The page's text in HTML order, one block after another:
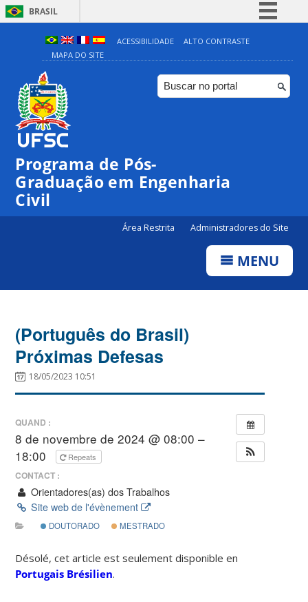
BRASIL
Simplifique!
Comunica BR
Participe
ACESSIBILIDADE
ALTO CONTRASTE
MAPA DO SITE
Programa de Pós-
Graduação em Engenharia
Civil
Área Restrita Administradores do Site
MENU
(Português do Brasil)
Próximas Defesas
18/05/2023 10:51
QUAND :
8 de novembre de 2024 @ 08:00 –
18:00
Repeats
CONTACT :
Orientadores(as) dos Trabalhos
Site web de l'évènement
DOUTORADO MESTRADO
Désolé, cet article est seulement disponible en
Portugais Brésilien.